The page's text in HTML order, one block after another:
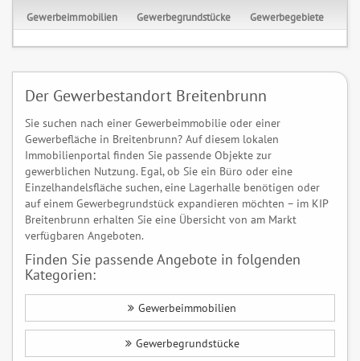
Gewerbeimmobilien Gewerbegrundstücke Gewerbegebiete
Der Gewerbestandort Breitenbrunn
Sie suchen nach einer Gewerbeimmobilie oder einer
Gewerbefläche in Breitenbrunn? Auf diesem lokalen
Immobilienportal finden Sie passende Objekte zur
gewerblichen Nutzung. Egal, ob Sie ein Büro oder eine
Einzelhandelsfläche suchen, eine Lagerhalle benötigen oder
auf einem Gewerbegrundstück expandieren möchten – im KIP
Breitenbrunn erhalten Sie eine Übersicht von am Markt
verfügbaren Angeboten.
Finden Sie passende Angebote in folgenden
Kategorien:
Gewerbeimmobilien
Gewerbegrundstücke